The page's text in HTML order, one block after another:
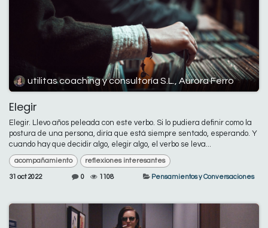
utilitas coaching y consultoría S.L., Aurora Ferro
Elegir
Elegir. Llevo años peleada con este verbo. Si lo pudiera definir como la
postura de una persona, diría que está siempre sentado, esperando. Y
cuando hay que decidir algo, elegir algo, el verbo se leva...
acompañamiento reflexiones interesantes
31 oct 2022 0 1108 Pensamientos y Conversaciones